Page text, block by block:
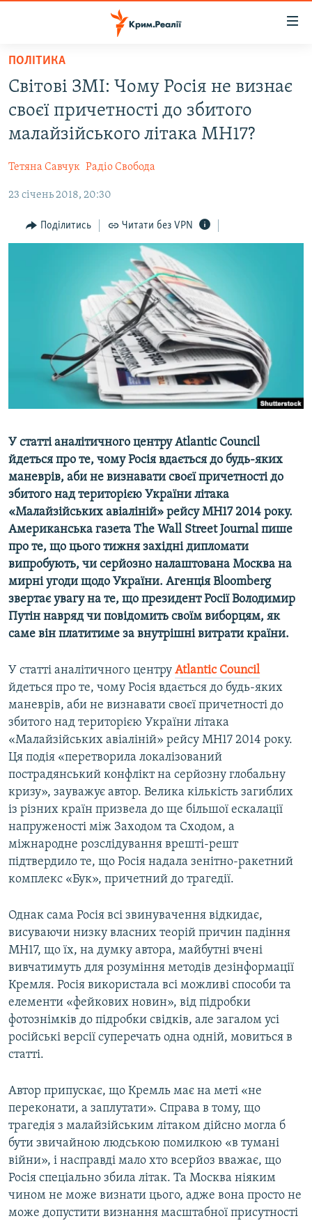
Перейти
основного
матеріалу
до
основної
Перейти
пошуку
ВІДЕО ТА ФОТО
БЛОГИ
ПОГЛЯД
ІНТЕРВ'Ю
ВІДЕОУРОКИ «ELIFBE»
СВІДЧЕННЯ ОКУПАЦІЇ
УКРАЇНСЬКА ПРОБЛЕМА КРИМУ
ЯК ОБІЙТИ БЛОКУВАННЯ
Qırımtatar
Усі сайти RFE/RL
ПОЛІТИКА
Світові ЗМІ: Чому Росія не визнає
своєї причетності до збитого
малайзійського літака MH17?
Тетяна Савчук Радіо Свобода
23 січень 2018, 20:30
Поділитись Читати без VPN
У статті аналітичного центру Atlantic Council
йдеться про те, чому Росія вдається до будь-яких
маневрів, аби не визнавати своєї причетності до
збитого над територією України літака
«Малайзійських авіаліній» рейсу MH17 2014 року.
Американська газета The Wall Street Journal пише
про те, що цього тижня західні дипломати
випробують, чи серйозно налаштована Москва на
мирні угоди щодо України. Агенція Bloomberg
звертає увагу на те, що президент Росії Володимир
Путін навряд чи повідомить своїм виборцям, як
саме він платитиме за внутрішні витрати країни.
У статті аналітичного центру Atlantic Council
йдеться про те, чому Росія вдається до будь-яких
маневрів, аби не визнавати своєї причетності до
збитого над територією України літака
«Малайзійських авіаліній» рейсу MH17 2014 року.
Ця подія «перетворила локалізований
пострадянський конфлікт на серйозну глобальну
кризу», зауважує автор. Велика кількість загиблих
із різних країн призвела до ще більшої ескалації
напруженості між Заходом та Сходом, а
міжнародне розслідування врешті-решт
підтвердило те, що Росія надала зенітно-ракетний
комплекс «Бук», причетний до трагедії.
Однак сама Росія всі звинувачення відкидає,
висуваючи низку власних теорій причин падіння
MH17, що їх, на думку автора, майбутні вчені
вивчатимуть для розуміння методів дезінформації
Кремля. Росія використала всі можливі способи та
елементи «фейкових новин», від підробки
фотознімків до підробки свідків, але загалом усі
російські версії суперечать одна одній, мовиться в
статті.
Автор припускає, що Кремль має на меті «не
переконати, а заплутати». Справа в тому, що
трагедія з малайзійським літаком дійсно могла б
бути звичайною людською помилкою «в тумані
війни», і насправді мало хто всерйоз вважає, що
Росія спеціально збила літак. Та Москва ніяким
чином не може визнати цього, адже вона просто не
може допустити визнання масштабної присутності